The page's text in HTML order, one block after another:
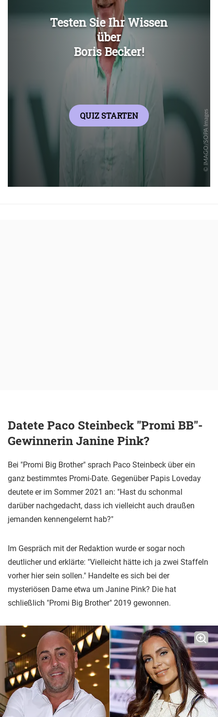
Datete Paco Steinbeck "Promi BB"-
Gewinnerin Janine Pink?
Bei "Promi Big Brother" sprach Paco Steinbeck über ein
ganz bestimmtes Promi-Date. Gegenüber Papis Loveday
deutete er im Sommer 2021 an: "Hast du schonmal
darüber nachgedacht, dass ich vielleicht auch draußen
jemanden kennengelernt hab?"
Im Gespräch mit der Redaktion wurde er sogar noch
deutlicher und erklärte: "Vielleicht hätte ich ja zwei Staffeln
vorher hier sein sollen." Handelte es sich bei der
mysteriösen Dame etwa um Janine Pink? Die hat
schließlich "Promi Big Brother" 2019 gewonnen.